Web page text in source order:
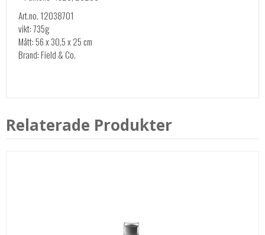
Art.no. 12038701
vikt: 735g
Mått: 56 x 30,5 x 25 cm
Brand: Field & Co.
Relaterade Produkter